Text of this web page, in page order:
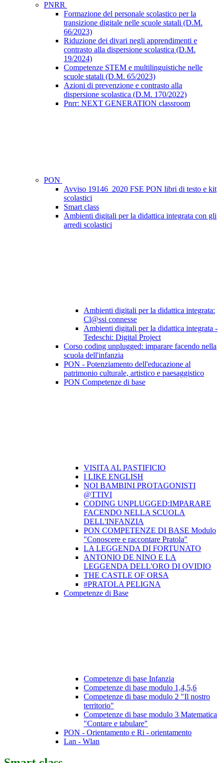
PNRR
Formazione del personale scolastico per la
transizione digitale nelle scuole statali (D.M.
66/2023)
Riduzione dei divari negli apprendimenti e
contrasto alla dispersione scolastica (D.M.
19/2024)
Competenze STEM e multilinguistiche nelle
scuole statali (D.M. 65/2023)
Azioni di prevenzione e contrasto alla
dispersione scolastica (D.M. 170/2022)
Pnrr: NEXT GENERATION classroom
PON
Avviso 19146_2020 FSE PON libri di testo e kit
scolastici
Smart class
Ambienti digitali per la didattica integrata con gli
arredi scolastici
Ambienti digitali per la didattica integrata:
Cl@ssi connesse
Ambienti digitali per la didattica integrata -
Tedeschi: Digital Project
Corso coding unplugged: imparare facendo nella
scuola dell'infanzia
PON - Potenziamento dell'educazione al
patrimonio culturale, artistico e paesaggistico
PON Competenze di base
VISITA AL PASTIFICIO
I LIKE ENGLISH
NOI BAMBINI PROTAGONISTI
@TTIVI
CODING UNPLUGGED:IMPARARE
FACENDO NELLA SCUOLA
DELL'INFANZIA
PON COMPETENZE DI BASE Modulo
"Conoscere e raccontare Pratola"
LA LEGGENDA DI FORTUNATO
ANTONIO DE NINO E LA
LEGGENDA DELL'ORO DI OVIDIO
THE CASTLE OF ORSA
#PRATOLA PELIGNA
Competenze di Base
Competenze di base Infanzia
Competenze di base modulo 1,4,5,6
Competenze di base modulo 2 "Il nostro
territorio"
Competenze di base modulo 3 Matematica
"Contare e tabulare"
PON - Orientamento e Ri - orientamento
Lan - Wlan